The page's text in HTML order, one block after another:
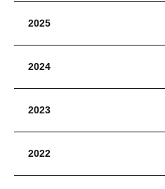
2025
2024
2023
2022